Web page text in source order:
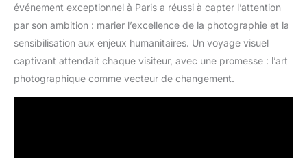
événement exceptionnel à Paris a réussi à capter l’attention
par son ambition : marier l’excellence de la photographie et la
sensibilisation aux enjeux humanitaires. Un voyage visuel
captivant attendait chaque visiteur, avec une promesse : l’art
photographique comme vecteur de changement.